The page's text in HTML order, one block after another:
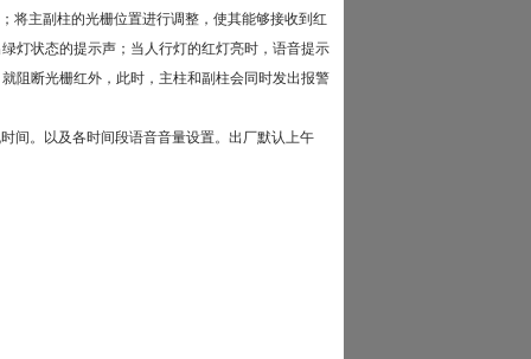
将主副柱的光栅位置进行调整，使其能够接收到红
灯状态的提示声；当人行灯的红灯亮时，语音提示
阻断光栅红外，此时，主柱和副柱会同时发出报警
间。以及各时间段语音音量设置。 出厂默认上午